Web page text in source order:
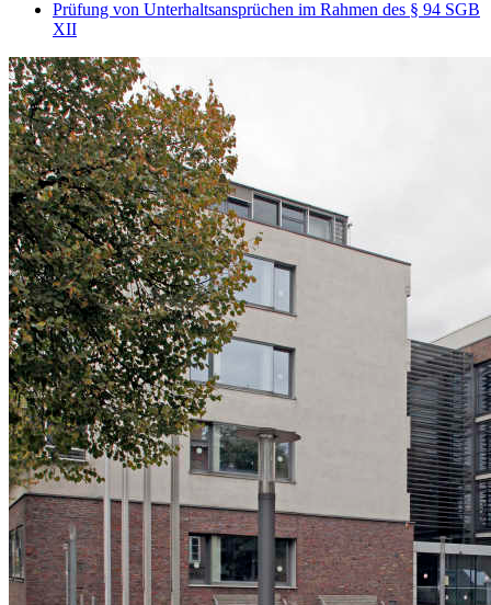
Prüfung von Unterhaltsansprüchen im Rahmen des § 94 SGB
XII